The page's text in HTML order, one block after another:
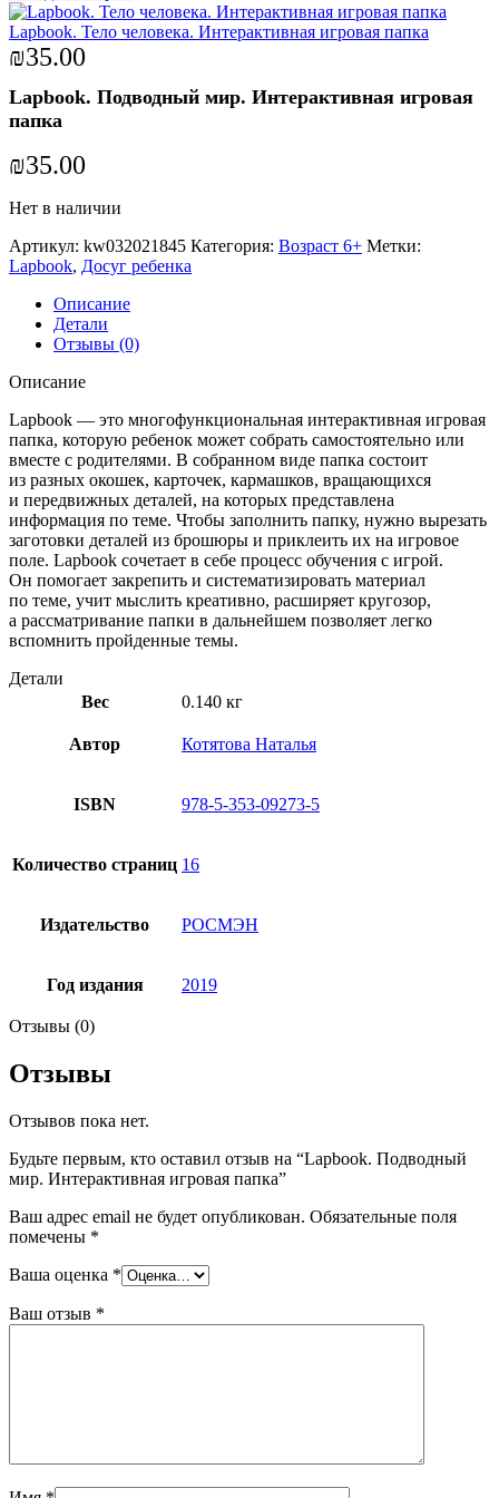
Lapbook. Тело человека. Интерактивная игровая папка
₪35.00
Lapbook. Подводный мир. Интерактивная игровая
папка
₪35.00
Нет в наличии
Артикул: kw032021845 Категория: Возраст 6+ Метки:
Lapbook, Досуг ребенка
Описание
Детали
Отзывы (0)
Описание
Lapbook — это многофункциональная интерактивная игровая
папка, которую ребенок может собрать самостоятельно или
вместе с родителями. В собранном виде папка состоит
из разных окошек, карточек, кармашков, вращающихся
и передвижных деталей, на которых представлена
информация по теме. Чтобы заполнить папку, нужно вырезать
заготовки деталей из брошюры и приклеить их на игровое
поле. Lapbook сочетает в себе процесс обучения с игрой.
Он помогает закрепить и систематизировать материал
по теме, учит мыслить креативно, расширяет кругозор,
а рассматривание папки в дальнейшем позволяет легко
вспомнить пройденные темы.
Детали
Вес
0.140 кг
Автор Котятова Наталья
ISBN 978-5-353-09273-5
Количество страниц 16
Издательство РОСМЭН
Год издания 2019
Отзывы (0)
Отзывы
Отзывов пока нет.
Будьте первым, кто оставил отзыв на “Lapbook. Подводный
мир. Интерактивная игровая папка”
Ваш адрес email не будет опубликован. Обязательные поля
помечены *
Ваша оценка *
Ваш отзыв *